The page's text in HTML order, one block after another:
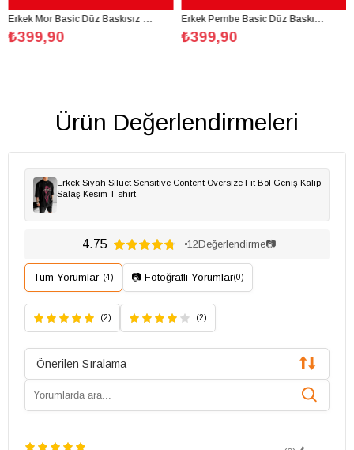
Erkek Mor Basic Düz Baskısız Oversize Salas Boyfriend T-Shirt Erkek Pembe Basic Düz Baskısız Oversize Salas Boyfriend T-Shirt
₺399,90
Ürün Değerlendirmeleri
Erkek Siyah Siluet Sensitive Content Oversize Fit Bol Geniş Kalıp
Salaş Kesim T-shirt
4.75 12Değerlendirme📷
Tüm Yorumlar (4) 📷 Fotoğraflı Yorumlar(0)
(2) (2)
Önerilen Sıralama